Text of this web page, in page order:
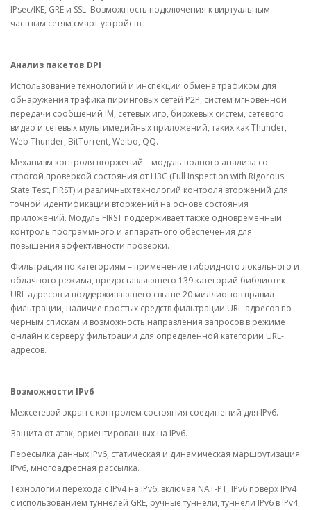
IPsec/IKE, GRE и SSL. Возможность подключения к виртуальным
частным сетям смарт-устройств.
Анализ пакетов DPI
Использование технологий и инспекции обмена трафиком для
обнаружения трафика пиринговых сетей P2P, систем мгновенной
передачи сообщений IM, сетевых игр, биржевых систем, сетевого
видео и сетевых мультимедийных приложений, таких как Thunder,
Web Thunder, BitTorrent, Weibo, QQ.
Механизм контроля вторжений – модуль полного анализа со
строгой проверкой состояния от H3C (Full Inspection with Rigorous
State Test, FIRST) и различных технологий контроля вторжений для
точной идентификации вторжений на основе состояния
приложений. Модуль FIRST поддерживает также одновременный
контроль программного и аппаратного обеспечения для
повышения эффективности проверки.
Фильтрация по категориям – применение гибридного локального и
облачного режима, предоставляющего 139 категорий библиотек
URL адресов и поддерживающего свыше 20 миллионов правил
фильтрации, наличие простых средств фильтрации URL-адресов по
черным спискам и возможность направления запросов в режиме
онлайн к серверу фильтрации для определенной категории URL-
адресов.
Возможности IPv6
Межсетевой экран с контролем состояния соединений для IPv6.
Защита от атак, ориентированных на IPv6.
Пересылка данных IPv6, статическая и динамическая маршрутизация
IPv6, многоадресная рассылка.
Технологии перехода с IPv4 на IPv6, включая NAT-PT, IPv6 поверх IPv4
с использованием туннелей GRE, ручные туннели, туннели IPv6 в IPv4,